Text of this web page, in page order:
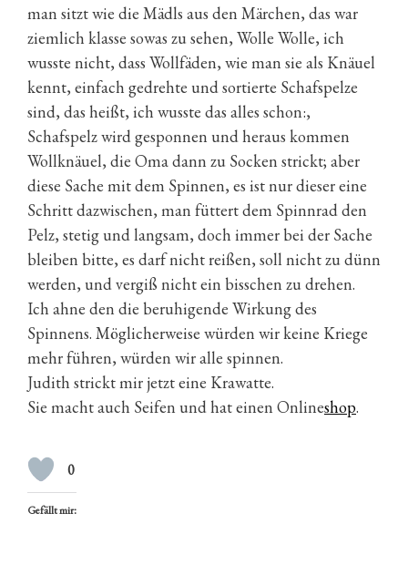
man sitzt wie die Mädls aus den Märchen, das war
ziemlich klasse sowas zu sehen, Wolle Wolle, ich
wusste nicht, dass Wollfäden, wie man sie als Knäuel
kennt, einfach gedrehte und sortierte Schafspelze
sind, das heißt, ich wusste das alles schon:,
Schafspelz wird gesponnen und heraus kommen
Wollknäuel, die Oma dann zu Socken strickt; aber
diese Sache mit dem Spinnen, es ist nur dieser eine
Schritt dazwischen, man füttert dem Spinnrad den
Pelz, stetig und langsam, doch immer bei der Sache
bleiben bitte, es darf nicht reißen, soll nicht zu dünn
werden, und vergiß nicht ein bisschen zu drehen.
Ich ahne den die beruhigende Wirkung des
Spinnens. Möglicherweise würden wir keine Kriege
mehr führen, würden wir alle spinnen.
Judith strickt mir jetzt eine Krawatte.
Sie macht auch Seifen und hat einen Onlineshop.
0
Gefällt mir: